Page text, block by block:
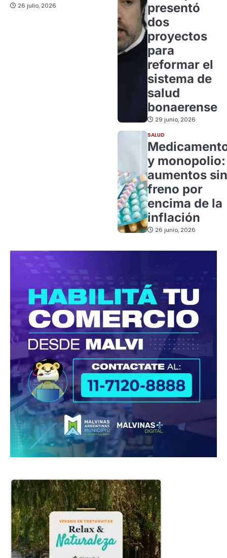
26 julio, 2026
presentó
dos
proyectos
para
reformar el
sistema de
salud
bonaerense
29 junio, 2026
SALUD
y monopolio:
aumentos sin
freno por
encima de la
inflación
26 junio, 2026